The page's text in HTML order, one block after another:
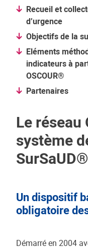
Recueil et collecte des données des services
d’urgence
Objectifs de la
Eléments méthodologiques sur la production des
indicateurs à
OSCOUR®
Partenaires
Le réseau
système
SurSaUD®
Un dispositif
obligatoire
Démarré en 2004